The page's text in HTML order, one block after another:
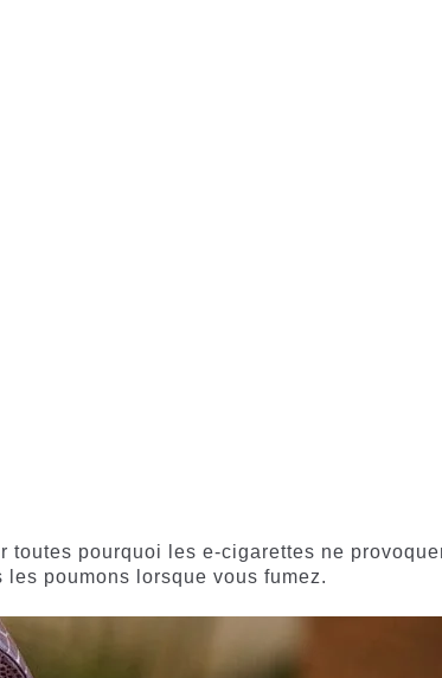
pourquoi les e-cigarettes ne
les poumons lorsque vous fumez.